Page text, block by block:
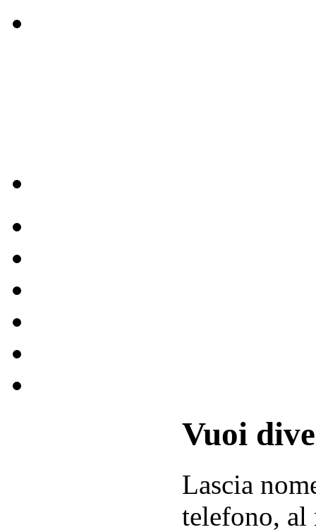
Vuoi
Lascia
telefono, al